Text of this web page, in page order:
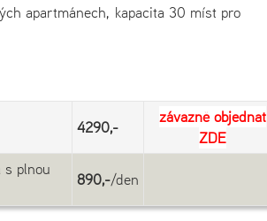
apartmánech, kapacita 30 míst pro
4290,- závazně objednat
ZDE
plnou
890,-/den